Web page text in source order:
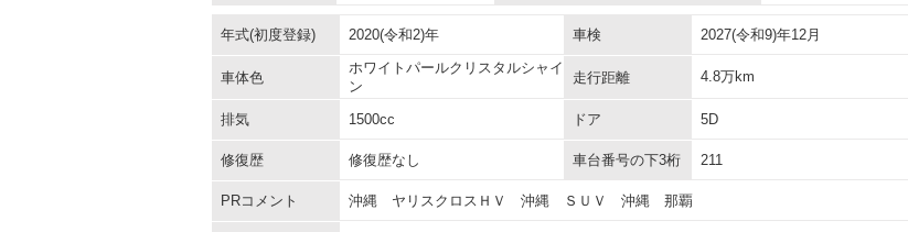
年式(初度登録) 2020(令和2)年 車検 2027(令和9)年12月
車体色
ホワイトパールクリスタルシャイ
ン
走行距離 4.8万km
排気 1500cc ドア 5D
修復歴 修復歴なし 車台番号の下3桁 211
PRコメント 沖縄 ヤリスクロスＨＶ 沖縄 ＳＵＶ 沖縄 那覇